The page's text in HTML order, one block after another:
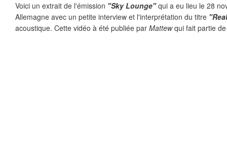
Voici un extrait de l'émission "Sky Lounge"qui a eu lieu le 28
Allemagne avec un petite interview et l'interprétation du titre
acoustique. Cette vidéo à été publiée par Mattewqui fait partie